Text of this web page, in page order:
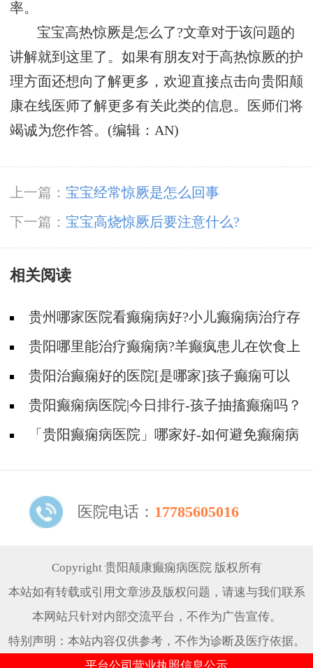
率。
宝宝高热惊厥是怎么了?文章对于该问题的
讲解就到这里了。如果有朋友对于高热惊厥的护
理方面还想向了解更多，欢迎直接点击向贵阳颠
康在线医师了解更多有关此类的信息。医师们将
竭诚为您作答。(编辑：AN)
上一篇： 宝宝经常惊厥是怎么回事
下一篇： 宝宝高烧惊厥后要注意什么?
相关阅读
贵州哪家医院看癫痫病好?小儿癫痫病治疗存
在哪些误区?
贵阳哪里能治疗癫痫病?羊癫疯患儿在饮食上
有什么需要注意的吗?
贵阳治癫痫好的医院[是哪家]孩子癫痫可以
治疗吗？
贵阳癫痫病医院|今日排行-孩子抽搐癫痫吗？
「贵阳癫痫病医院」哪家好-如何避免癫痫病
医院电话： 17785605016
Copyright 贵阳颠康癫痫病医院 版权所有
本站如有转载或引用文章涉及版权问题，请速与我们联系
本网站只针对内部交流平台，不作为广告宣传。
特别声明：本站内容仅供参考，不作为诊断及医疗依据。